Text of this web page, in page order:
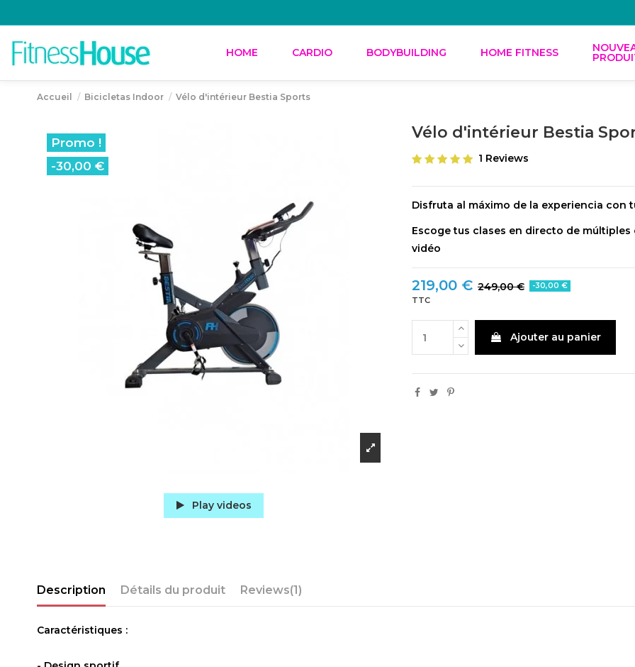
HOME CARDIO BODYBUILDING HOME FITNESS
Accueil Bicicletas Indoor Vélo d'intérieur Bestia Sports
Promo !
-30,00 €
Play videos
Vélo d'intérieur Bestia
1 Reviews
Disfruta al máximo de la experiencia con
Escoge tus clases en directo de
vidéo
219,00 € 249,00 € -30,00 €
TTC
Ajouter au panier
Description Détails du produit Reviews(1)
Caractéristiques :